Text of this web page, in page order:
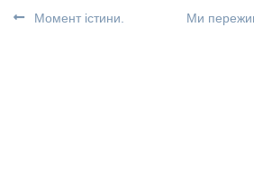
Момент істини. Ми